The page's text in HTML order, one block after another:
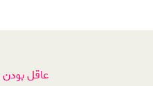
عاقل بودن